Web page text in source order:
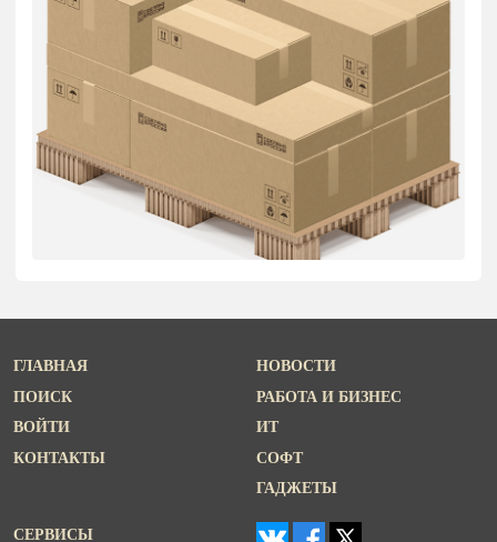
ГЛАВНАЯ
ПОИСК
ВОЙТИ
КОНТАКТЫ
НОВОСТИ
РАБОТА И БИЗНЕС
ИТ
СОФТ
ГАДЖЕТЫ
СЕРВИСЫ